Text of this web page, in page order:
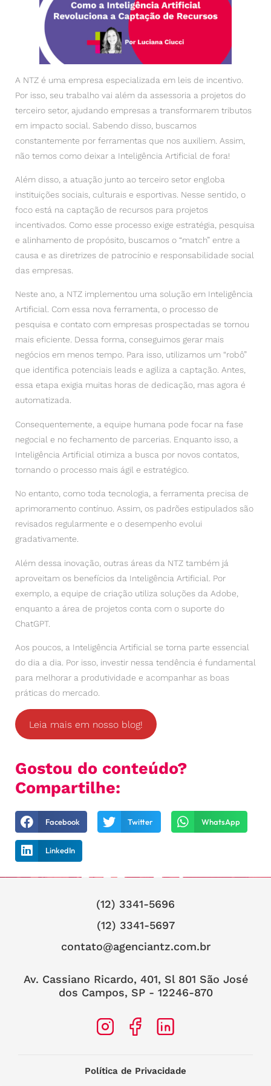
A NTZ é uma empresa especializada em leis de incentivo.
Por isso, seu trabalho vai além da assessoria a projetos do
terceiro setor, ajudando empresas a transformarem tributos
em impacto social. Sabendo disso, buscamos
constantemente por ferramentas que nos auxiliem. Assim,
não temos como deixar a Inteligência Artificial de fora!
Além disso, a atuação junto ao terceiro setor engloba
instituições sociais, culturais e esportivas. Nesse sentido, o
foco está na captação de recursos para projetos
incentivados. Como esse processo exige estratégia, pesquisa
e alinhamento de propósito, buscamos o “match” entre a
causa e as diretrizes de patrocínio e responsabilidade social
das empresas.
Neste ano, a NTZ implementou uma solução em Inteligência
Artificial. Com essa nova ferramenta, o processo de
pesquisa e contato com empresas prospectadas se tornou
mais eficiente. Dessa forma, conseguimos gerar mais
negócios em menos tempo. Para isso, utilizamos um “robô”
que identifica potenciais leads e agiliza a captação. Antes,
essa etapa exigia muitas horas de dedicação, mas agora é
automatizada.
Consequentemente, a equipe humana pode focar na fase
negocial e no fechamento de parcerias. Enquanto isso, a
Inteligência Artificial otimiza a busca por novos contatos,
tornando o processo mais ágil e estratégico.
No entanto, como toda tecnologia, a ferramenta precisa de
aprimoramento contínuo. Assim, os padrões estipulados são
revisados regularmente e o desempenho evolui
gradativamente.
Além dessa inovação, outras áreas da NTZ também já
aproveitam os benefícios da Inteligência Artificial. Por
exemplo, a equipe de criação utiliza soluções da Adobe,
enquanto a área de projetos conta com o suporte do
ChatGPT.
Aos poucos, a Inteligência Artificial se torna parte essencial
do dia a dia. Por isso, investir nessa tendência é fundamental
para melhorar a produtividade e acompanhar as boas
práticas do mercado.
Leia mais em nosso blog!
Gostou do conteúdo?
Compartilhe:
Facebook Twitter WhatsApp
LinkedIn
(12) 3341-5696
(12) 3341-5697
contato@agenciantz.com.br
Av. Cassiano Ricardo, 401, Sl 801 São José
dos Campos, SP - 12246-870
Política de Privacidade